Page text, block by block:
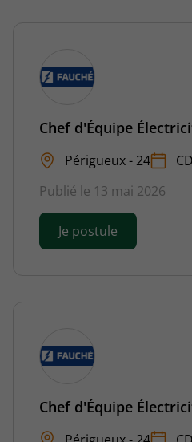
Chef d'Équipe
Périgueux - 24
Publié le 13 mai 2026
Je postule
Chef d'Équipe